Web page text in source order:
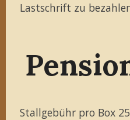
Lastschrift zu
Stallgebühr pro Box